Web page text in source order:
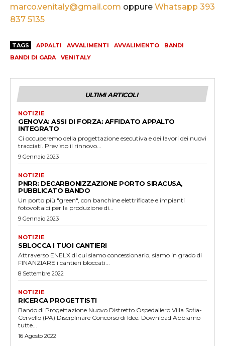
marco.venitaly@gmail.com oppure Whatsapp 393
837 5135
TAGS APPALTI AVVALIMENTI AVVALIMENTO
BANDI
BANDI DI GARA
VENITALY
ULTIMI ARTICOLI
NOTIZIE
GENOVA: ASSI DI FORZA: AFFIDATO APPALTO
INTEGRATO
Ci occuperemo della progettazione esecutiva e dei lavori dei nuovi
tracciati. Previsto il rinnovo...
9 Gennaio 2023
NOTIZIE
PNRR: DECARBONIZZAZIONE PORTO SIRACUSA,
PUBBLICATO BANDO
Un porto più "green", con banchine elettrificate e impianti
fotovoltaici per la produzione di...
9 Gennaio 2023
NOTIZIE
SBLOCCA I TUOI CANTIERI
Attraverso ENELX di cui siamo concessionario, siamo in grado di
FINANZIARE i cantieri bloccati...
8 Settembre 2022
NOTIZIE
RICERCA PROGETTISTI
Bando di Progettazione Nuovo Distretto Ospedaliero Villa Sofia-
Cervello (PA) Disciplinare Concorso di Idee: Download Abbiamo
tutte...
16 Agosto 2022